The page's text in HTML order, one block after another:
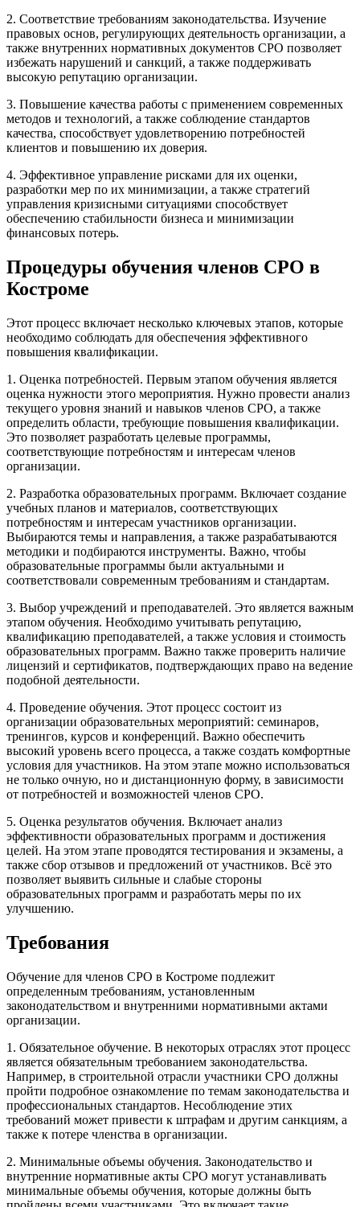
2. Соответствие требованиям законодательства. Изучение
правовых основ, регулирующих деятельность организации, а
также внутренних нормативных документов СРО позволяет
избежать нарушений и санкций, а также поддерживать
высокую репутацию организации.
3. Повышение качества работы с применением современных
методов и технологий, а также соблюдение стандартов
качества, способствует удовлетворению потребностей
клиентов и повышению их доверия.
4. Эффективное управление рисками для их оценки,
разработки мер по их минимизации, а также стратегий
управления кризисными ситуациями способствует
обеспечению стабильности бизнеса и минимизации
финансовых потерь.
Процедуры обучения членов СРО в
Костроме
Этот процесс включает несколько ключевых этапов, которые
необходимо соблюдать для обеспечения эффективного
повышения квалификации.
1. Оценка потребностей. Первым этапом обучения является
оценка нужности этого мероприятия. Нужно провести анализ
текущего уровня знаний и навыков членов СРО, а также
определить области, требующие повышения квалификации.
Это позволяет разработать целевые программы,
соответствующие потребностям и интересам членов
организации.
2. Разработка образовательных программ. Включает создание
учебных планов и материалов, соответствующих
потребностям и интересам участников организации.
Выбираются темы и направления, а также разрабатываются
методики и подбираются инструменты. Важно, чтобы
образовательные программы были актуальными и
соответствовали современным требованиям и стандартам.
3. Выбор учреждений и преподавателей. Это является важным
этапом обучения. Необходимо учитывать репутацию,
квалификацию преподавателей, а также условия и стоимость
образовательных программ. Важно также проверить наличие
лицензий и сертификатов, подтверждающих право на ведение
подобной деятельности.
4. Проведение обучения. Этот процесс состоит из
организации образовательных мероприятий: семинаров,
тренингов, курсов и конференций. Важно обеспечить
высокий уровень всего процесса, а также создать комфортные
условия для участников. На этом этапе можно использоваться
не только очную, но и дистанционную форму, в зависимости
от потребностей и возможностей членов СРО.
5. Оценка результатов обучения. Включает анализ
эффективности образовательных программ и достижения
целей. На этом этапе проводятся тестирования и экзамены, а
также сбор отзывов и предложений от участников. Всё это
позволяет выявить сильные и слабые стороны
образовательных программ и разработать меры по их
улучшению.
Требования
Обучение для членов СРО в Костроме подлежит
определенным требованиям, установленным
законодательством и внутренними нормативными актами
организации.
1. Обязательное обучение. В некоторых отраслях этот процесс
является обязательным требованием законодательства.
Например, в строительной отрасли участники СРО должны
пройти подробное ознакомление по темам законодательства и
профессиональных стандартов. Несоблюдение этих
требований может привести к штрафам и другим санкциям, а
также к потере членства в организации.
2. Минимальные объемы обучения. Законодательство и
внутренние нормативные акты СРО могут устанавливать
минимальные объемы обучения, которые должны быть